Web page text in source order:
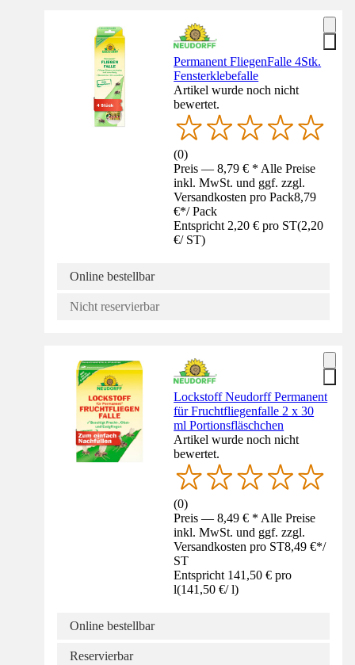
Permanent FliegenFalle 4Stk.
Fensterklebefalle
Artikel wurde noch nicht
bewertet.
(0)
Preis — 8,79 € * Alle Preise
inkl. MwSt. und ggf. zzgl.
Versandkosten pro Pack8,79
€*/ Pack
Entspricht 2,20 € pro ST(2,20
€/ ST)
Online bestellbar
Nicht reservierbar
Lockstoff Neudorff Permanent
für Fruchtfliegenfalle 2 x 30
ml Portionsfläschchen
Artikel wurde noch nicht
bewertet.
(0)
Preis — 8,49 € * Alle Preise
inkl. MwSt. und ggf. zzgl.
Versandkosten pro ST8,49 €*/
ST
Entspricht 141,50 € pro
l(141,50 €/ l)
Online bestellbar
Reservierbar